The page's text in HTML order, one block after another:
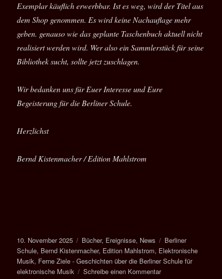
Exemplar käuflich erwerbbar. Ist es weg, wird der Titel aus
dem Shop genommen. Es wird keine Nachauflage mehr
geben. genauso wie das geplante Taschenbuch aktuell nicht
realisiert werden wird. Wer also ein Sammlerstück für seine
Bibliothek sucht, sollte jetzt zuschlagen.
Wir bedanken uns für Euer Interesse und Eure
Begeisterung für die Berliner Schule.
Herzlichst
Bernd Kistenmacher / Edition Mahlstrom
Veröffentlicht
am
10. November 2025 Kategorien
Bücher, Ereignisse, News Schlagwörter
Berliner
Schule, Bernd Kistenmacher, Edition Mahlstrom, Elektronische
Musik, Ferne Ziele - Geschichten über die Berliner Schule für
elektronische Musik
Schreibe einen Kommentarzu